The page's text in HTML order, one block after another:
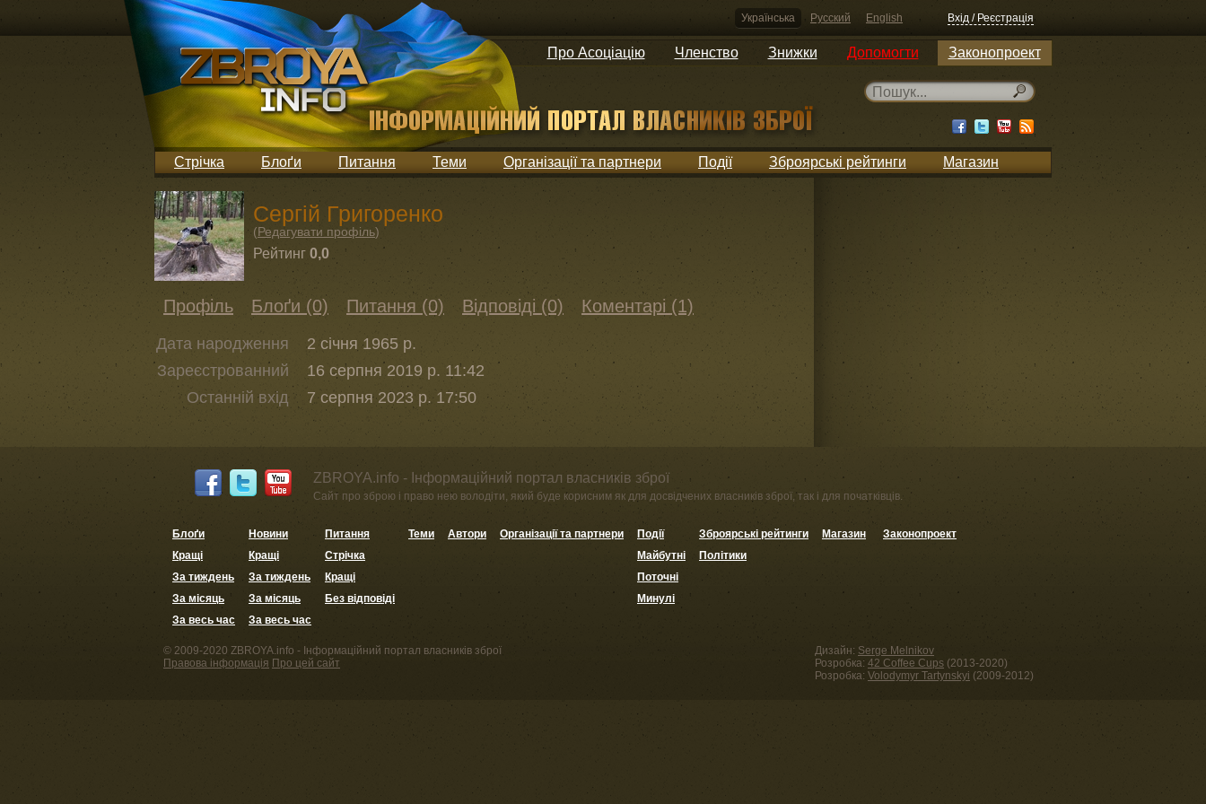
Українська Русский English Вхід / Реєстрація
Про Асоціацію Членство Знижки Допомогти Законопроект
Стрічка Блоґи Питання Теми Організації та партнери Події Зброярські рейтинги Магазин
Сергій Григоренко
(Редагувати профіль)
Рейтинг 0,0
Профіль Блоґи (0) Питання (0) Відповіді (0) Коментарі (1)
Дата народження
2 січня 1965 р.
Зареєстрованний
16 серпня 2019 р. 11:42
Останній вхід
7 серпня 2023 р. 17:50
ZBROYA.info - Інформаційний портал власників зброї
Сайт про зброю і право нею володіти, який буде корисним як для досвідчених власників зброї, так і для початківців.
Блоґи
Кращі
За тиждень
За місяць
За весь час
Новини
Кращі
За тиждень
За місяць
За весь час
Питання
Стрічка
Кращі
Без відповіді
Теми Автори Організації та партнери
Події
Майбутні
Поточні
Минулі
Зброярські рейтинги
Політики
Магазин Законопроект
© 2009-2020 ZBROYA.info - Інформаційний портал власників зброї
Правова інформація Про цей сайт
Дизайн: Serge Melnikov
Розробка: 42 Coffee Cups (2013-2020)
Розробка: Volodymyr Tartynskyi (2009-2012)